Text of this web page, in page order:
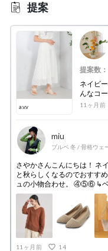
提案
a.v.v
提案数
ネイビ
んなコ
11ヶ月前
miu
ブルベ 冬 /骨格ウェ
さやかさんこんにちは！ ネ
と秋らしくなるのでおすすめです！ ①②③ ↳キャメルのニ
ュの小物合わせ。 ④⑤⑥ ↳ベージュのブラウス合わせ。小物はブラウン
意外なら黒がおすすめです！ ⑦⑧ ↳Tシャツにスニーカーでカジュアルに
着ても可愛いです！ネック
ぎないです。 私からは以上になります。少しでも参考になったら嬉しい
です🎶
11ヶ月前 14